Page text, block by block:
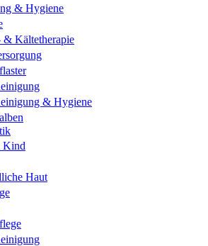
& Hygiene
& Kältetherapie
& Hygiene
Kind
Haut